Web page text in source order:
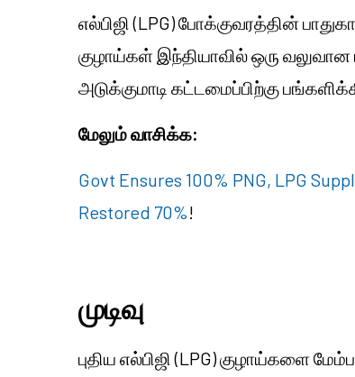
எல்பிஜி (LPG) போக்குவரத்தின்
குழாய்கள் இந்தியாவில் ஒரு
அடுக்குமாடி கட்டமைப்பிற்கு
மேலும் வாசிக்க:
Govt Ensures 100% PNG, LPG
Restored 70%!
முடிவு
புதிய எல்பிஜி (LPG) குழாய்களை